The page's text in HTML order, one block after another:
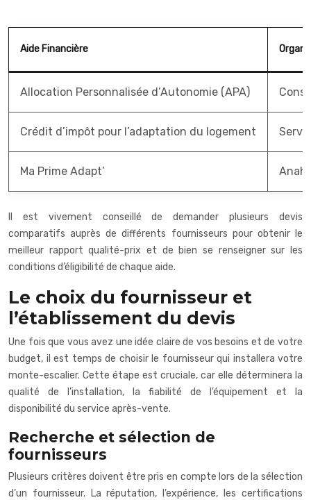
Aide Financière
Allocation Personnalisée d’Autonomie (APA)
Crédit d’impôt pour l’adaptation du logement
Ma Prime Adapt’ Anah
Il est vivement conseillé de demander plusieurs devis
comparatifs auprès de différents fournisseurs pour obtenir le
meilleur rapport qualité-prix et de bien se renseigner sur les
conditions d’éligibilité de chaque aide.
Le choix du fournisseur et
l’établissement du devis
Une fois que vous avez une idée claire de vos besoins et de votre
budget, il est temps de choisir le fournisseur qui installera votre
monte-escalier. Cette étape est cruciale, car elle déterminera la
qualité de l’installation, la fiabilité de l’équipement et la
disponibilité du service après-vente.
Recherche et sélection de
fournisseurs
Plusieurs critères doivent être pris en compte lors de la sélection
d’un fournisseur. La réputation, l’expérience, les certifications